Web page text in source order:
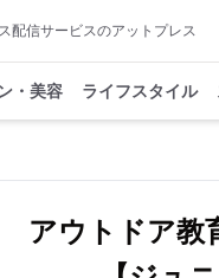
配信サービスのアットプレス
・美容 ライフスタイル
アウトドア教